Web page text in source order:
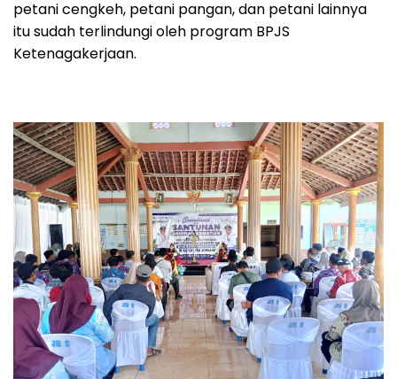
petani cengkeh, petani pangan, dan petani lainnya
itu sudah terlindungi oleh program BPJS
Ketenagakerjaan.